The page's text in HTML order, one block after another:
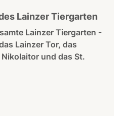
Lainzer Tiergarten
Lainzer Tiergarten -
Lainzer Tor, das
und das St.